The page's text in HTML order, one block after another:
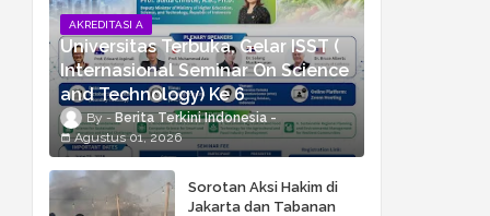
AKREDITASI A
Universitas Terbuka, Gelar ISST (
Internasional Seminar On Science
and Technology) Ke 6
Berita Terkini Indonesia
Agustus 01, 2026
Sorotan Aksi Hakim di
Jakarta dan Tabanan